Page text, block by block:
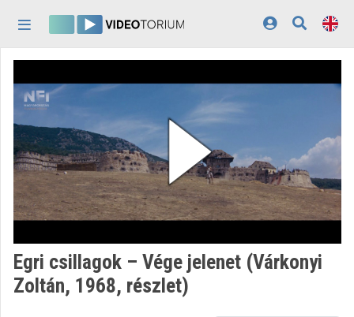
Log In
Discovery
Categories
Playlists
Contributors
Egri csillagok – Vége jelenet (Várkonyi
Zoltán, 1968, részlet)